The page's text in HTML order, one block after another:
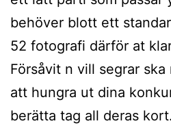
behöver blott ett
52 fotografi därför at
Försåvit n vill segrar
att hungra ut dina
berätta tag all deras kort.